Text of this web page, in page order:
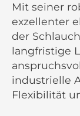
Mit seiner
exzellenter
der
langfristige
industrielle
Flexibilität